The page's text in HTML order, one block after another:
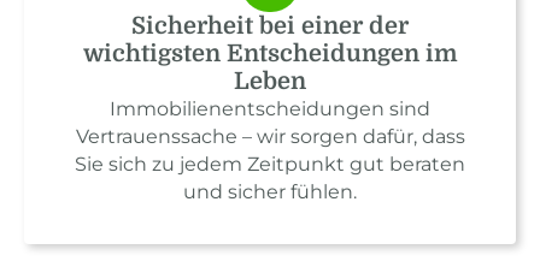
Sicherheit bei einer der
wichtigsten Entscheidungen im
Leben
Immobilienentscheidungen sind
Vertrauenssache – wir sorgen dafür, dass
Sie sich zu jedem Zeitpunkt gut beraten
und sicher fühlen.